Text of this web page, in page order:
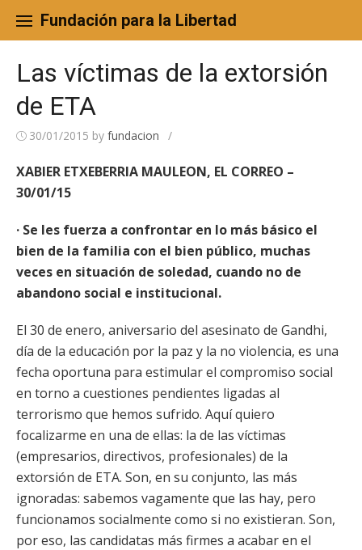
content
Fundación para la Libertad
Las víctimas de la extorsión
de ETA
30/01/2015 by fundacion /
XABIER ETXEBERRIA MAULEON, EL CORREO –
30/01/15
· Se les fuerza a confrontar en lo más básico el
bien de la familia con el bien público, muchas
veces en situación de soledad, cuando no de
abandono social e institucional.
El 30 de enero, aniversario del asesinato de Gandhi,
día de la educación por la paz y la no violencia, es una
fecha oportuna para estimular el compromiso social
en torno a cuestiones pendientes ligadas al
terrorismo que hemos sufrido. Aquí quiero
focalizarme en una de ellas: la de las víctimas
(empresarios, directivos, profesionales) de la
extorsión de ETA. Son, en su conjunto, las más
ignoradas: sabemos vagamente que las hay, pero
funcionamos socialmente como si no existieran. Son,
por eso, las candidatas más firmes a acabar en el